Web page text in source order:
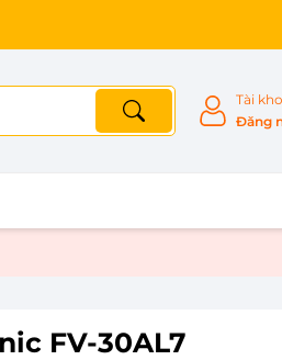
Tài
Đăng
FV-30AL7